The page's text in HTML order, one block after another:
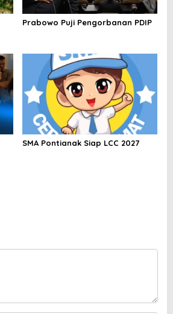
Prabowo Puji Pengorbanan PDIP
SMA Pontianak Siap LCC 2027